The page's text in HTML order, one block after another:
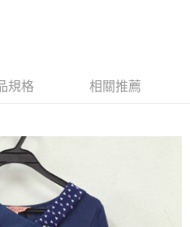
不需儲值。
即可結帳。
付款。
」後，將跳轉至「AFTEE先享後付」
)免運費
規格 相關推薦